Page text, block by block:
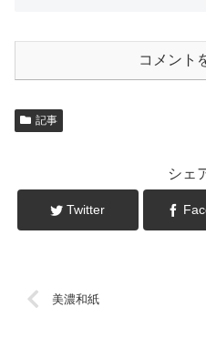
コメント
記事
シェ
Twitter
美濃和紙